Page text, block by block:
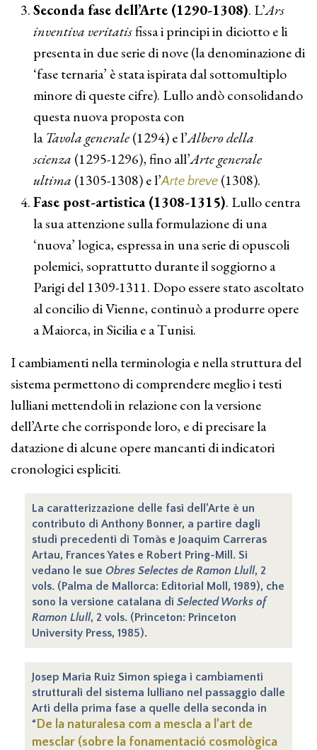
Seconda fase dell’Arte (1290-1308). L’Ars
inventiva veritatisfissa i principi in diciotto e li
presenta in due serie di nove (la denominazione di
‘fase ternaria’ è stata ispirata dal sottomultiplo
minore di queste cifre). Lullo andò consolidando
questa nuova proposta con
laTavola generale(1294) e l’Albero della
scienza (1295-1296), fino all’Arte generale
ultima (1305-1308) e l’Arte breve (1308).
Fase post-artistica (1308-1315). Lullo centra
la sua attenzione sulla formulazione di una
‘nuova’ logica, espressa in una serie di opuscoli
polemici, soprattutto durante il soggiorno a
Parigi del 1309-1311. Dopo essere stato ascoltato
al concilio di Vienne, continuò a produrre opere
a Maiorca, in Sicilia e a Tunisi.
I cambiamenti nella terminologia e nella struttura del
sistema permettono di comprendere meglio i testi
lulliani mettendoli in relazione con la versione
dell’Arte che corrisponde loro, e di precisare la
datazione di alcune opere mancanti di indicatori
cronologici espliciti.
La caratterizzazione delle fasi dell’Arte è un
contributo di Anthony Bonner, a partire dagli
studi precedenti di Tomàs e Joaquim Carreras
Artau, Frances Yates e Robert Pring-Mill. Si
vedano le sue Obres Selectes de Ramon Llull, 2
vols. (Palma de Mallorca: Editorial Moll, 1989), che
sono la versione catalana di Selected Works of
Ramon Llull, 2 vols. (Princeton: Princeton
University Press, 1985).
Josep Maria Ruiz Simon spiega i cambiamenti
strutturali del sistema lulliano nel passaggio dalle
Arti della prima fase a quelle della seconda in
“De la naturalesa com a mescla a l’art de
mesclar (sobre la fonamentació cosmològica